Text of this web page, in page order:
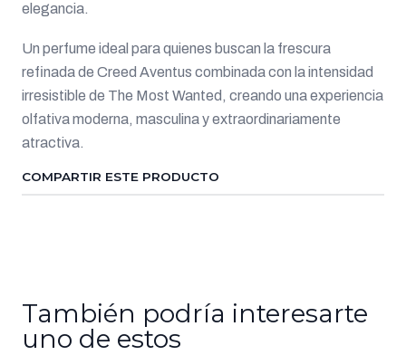
elegancia.
Un perfume ideal para quienes buscan la frescura
refinada de Creed Aventus combinada con la intensidad
irresistible de The Most Wanted, creando una experiencia
olfativa moderna, masculina y extraordinariamente
atractiva.
COMPARTIR ESTE PRODUCTO
También podría interesarte
uno de estos